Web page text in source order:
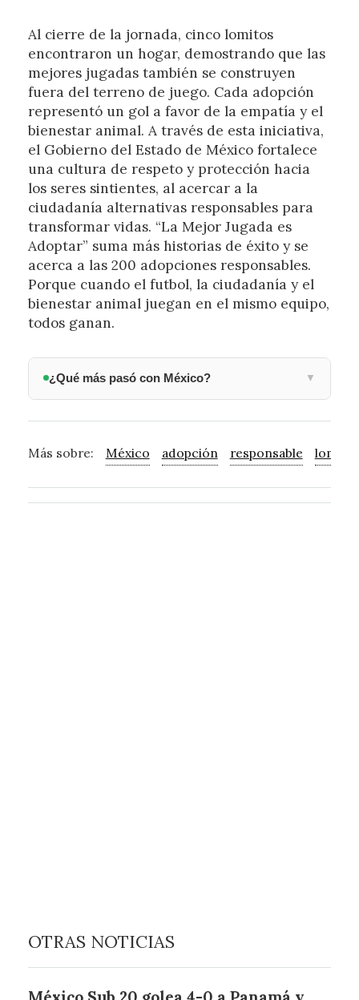
Al cierre de la jornada, cinco lomitos
encontraron un hogar, demostrando que las
mejores jugadas también se construyen
fuera del terreno de juego. Cada adopción
representó un gol a favor de la empatía y el
bienestar animal. A través de esta iniciativa,
el Gobierno del Estado de México fortalece
una cultura de respeto y protección hacia
los seres sintientes, al acercar a la
ciudadanía alternativas responsables para
transformar vidas. “La Mejor Jugada es
Adoptar” suma más historias de éxito y se
acerca a las 200 adopciones responsables.
Porque cuando el futbol, la ciudadanía y el
bienestar animal juegan en el mismo equipo,
todos ganan.
¿Qué más pasó con México? ▼
Más sobre: México adopción responsable lomo
OTRAS NOTICIAS